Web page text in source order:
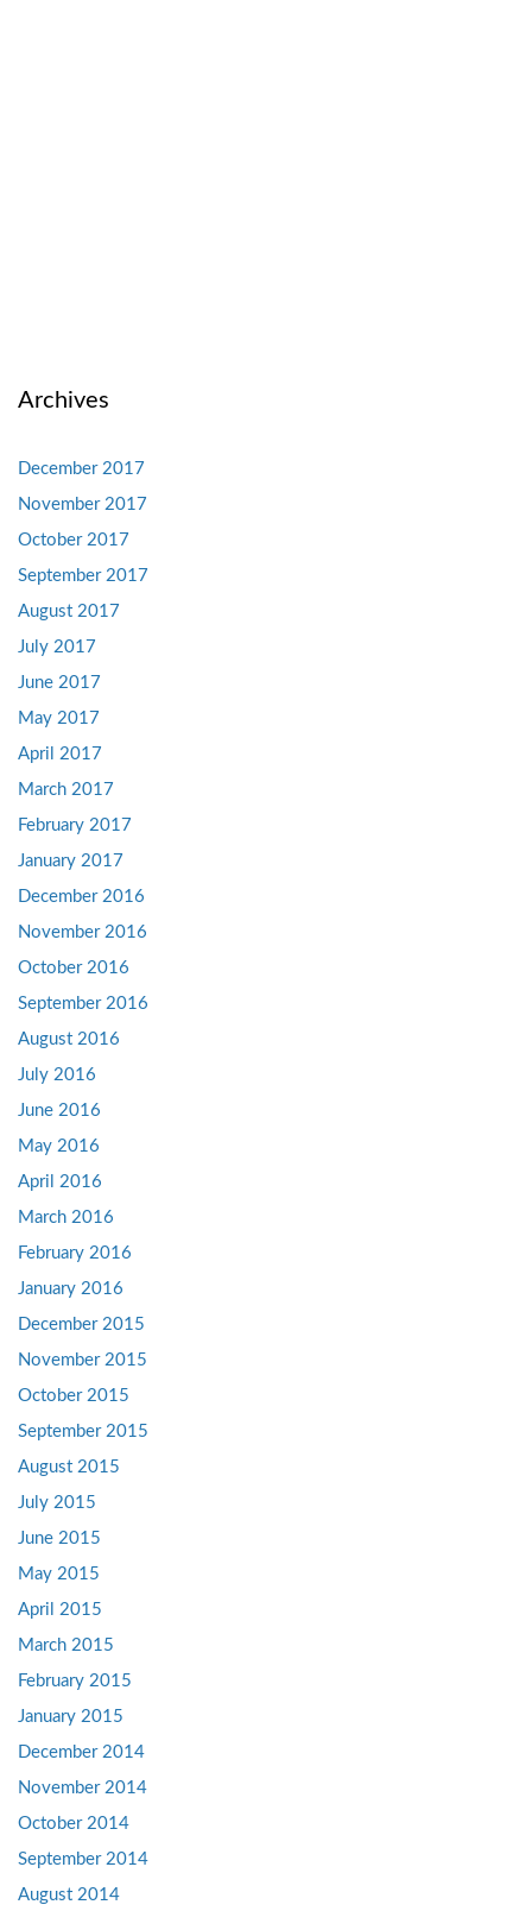
Archives
December 2017
November 2017
October 2017
September 2017
August 2017
July 2017
June 2017
May 2017
April 2017
March 2017
February 2017
January 2017
December 2016
November 2016
October 2016
September 2016
August 2016
July 2016
June 2016
May 2016
April 2016
March 2016
February 2016
January 2016
December 2015
November 2015
October 2015
September 2015
August 2015
July 2015
June 2015
May 2015
April 2015
March 2015
February 2015
January 2015
December 2014
November 2014
October 2014
September 2014
August 2014